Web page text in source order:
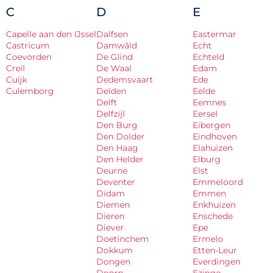
C
Capelle aan den IJssel
Castricum
Coevorden
Creil
Cuijk
Culemborg
D
Dalfsen
Damwâld
De Glind
De Waal
Dedemsvaart
Delden
Delft
Delfzijl
Den Burg
Den Dolder
Den Haag
Den Helder
Deurne
Deventer
Didam
Diemen
Dieren
Diever
Doetinchem
Dokkum
Dongen
E
Eastermar
Echt
Echteld
Edam
Ede
Eelde
Eemnes
Eersel
Eibergen
Eindhoven
Elahuizen
Elburg
Elst
Emmeloord
Emmen
Enkhuizen
Enschede
Epe
Ermelo
Etten-Leur
Everdingen